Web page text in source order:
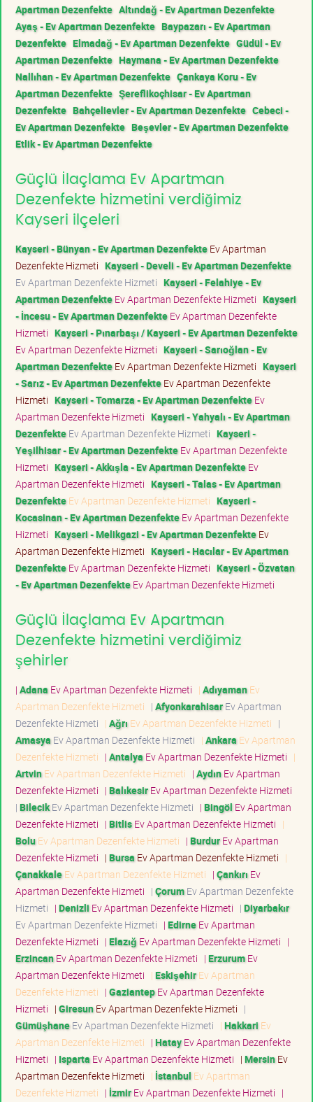
Apartman Dezenfekte Altındağ - Ev Apartman Dezenfekte
Ayaş - Ev Apartman Dezenfekte Baypazarı - Ev Apartman
Dezenfekte Elmadağ - Ev Apartman Dezenfekte Güdül - Ev
Apartman Dezenfekte Haymana - Ev Apartman Dezenfekte
Nallıhan - Ev Apartman Dezenfekte Çankaya Koru - Ev
Apartman Dezenfekte Şereflikoçhisar - Ev Apartman
Dezenfekte Bahçelievler - Ev Apartman Dezenfekte Cebeci -
Ev Apartman Dezenfekte Beşevler - Ev Apartman Dezenfekte
Etlik - Ev Apartman Dezenfekte
Güçlü İlaçlama Ev Apartman
Dezenfekte hizmetini verdiğimiz
Kayseri ilçeleri
Kayseri - Bünyan - Ev Apartman DezenfekteEv Apartman
Dezenfekte Hizmeti Kayseri - Develi - Ev Apartman Dezenfekte
Ev Apartman Dezenfekte Hizmeti Kayseri - Felahiye - Ev
Apartman DezenfekteEv Apartman Dezenfekte Hizmeti Kayseri
- İncesu - Ev Apartman DezenfekteEv Apartman Dezenfekte
Hizmeti Kayseri - Pınarbaşı / Kayseri - Ev Apartman Dezenfekte
Ev Apartman Dezenfekte Hizmeti Kayseri - Sarıoğlan - Ev
Apartman DezenfekteEv Apartman Dezenfekte Hizmeti Kayseri
- Sarız - Ev Apartman DezenfekteEv Apartman Dezenfekte
Hizmeti Kayseri - Tomarza - Ev Apartman DezenfekteEv
Apartman Dezenfekte Hizmeti Kayseri - Yahyalı - Ev Apartman
DezenfekteEv Apartman Dezenfekte Hizmeti Kayseri -
Yeşilhisar - Ev Apartman DezenfekteEv Apartman Dezenfekte
Hizmeti Kayseri - Akkışla - Ev Apartman DezenfekteEv
Apartman Dezenfekte Hizmeti Kayseri - Talas - Ev Apartman
DezenfekteEv Apartman Dezenfekte Hizmeti Kayseri -
Kocasinan - Ev Apartman DezenfekteEv Apartman Dezenfekte
Hizmeti Kayseri - Melikgazi - Ev Apartman DezenfekteEv
Apartman Dezenfekte Hizmeti Kayseri - Hacılar - Ev Apartman
DezenfekteEv Apartman Dezenfekte Hizmeti Kayseri - Özvatan
- Ev Apartman DezenfekteEv Apartman Dezenfekte Hizmeti
Güçlü İlaçlama Ev Apartman
Dezenfekte hizmetini verdiğimiz
şehirler
| Adana Ev Apartman Dezenfekte Hizmeti | AdıyamanEv
Apartman Dezenfekte Hizmeti | AfyonkarahisarEv Apartman
Dezenfekte Hizmeti | Ağrı Ev Apartman Dezenfekte Hizmeti |
Amasya Ev Apartman Dezenfekte Hizmeti | Ankara Ev Apartman
Dezenfekte Hizmeti | Antalya Ev Apartman Dezenfekte Hizmeti |
ArtvinEv Apartman Dezenfekte Hizmeti | AydınEv Apartman
Dezenfekte Hizmeti | BalıkesirEv Apartman Dezenfekte Hizmeti
| BilecikEv Apartman Dezenfekte Hizmeti | Bingöl Ev Apartman
Dezenfekte Hizmeti | BitlisEv Apartman Dezenfekte Hizmeti |
BoluEv Apartman Dezenfekte Hizmeti | BurdurEv Apartman
Dezenfekte Hizmeti | Bursa Ev Apartman Dezenfekte Hizmeti |
ÇanakkaleEv Apartman Dezenfekte Hizmeti | Çankırı Ev
Apartman Dezenfekte Hizmeti | ÇorumEv Apartman Dezenfekte
Hizmeti | Denizli Ev Apartman Dezenfekte Hizmeti | Diyarbakır
Ev Apartman Dezenfekte Hizmeti | EdirneEv Apartman
Dezenfekte Hizmeti | Elazığ Ev Apartman Dezenfekte Hizmeti |
ErzincanEv Apartman Dezenfekte Hizmeti | ErzurumEv
Apartman Dezenfekte Hizmeti | EskişehirEv Apartman
Dezenfekte Hizmeti | GaziantepEv Apartman Dezenfekte
Hizmeti | GiresunEv Apartman Dezenfekte Hizmeti |
GümüşhaneEv Apartman Dezenfekte Hizmeti | Hakkari Ev
Apartman Dezenfekte Hizmeti | HatayEv Apartman Dezenfekte
Hizmeti | Isparta Ev Apartman Dezenfekte Hizmeti | MersinEv
Apartman Dezenfekte Hizmeti | İstanbul Ev Apartman
Dezenfekte Hizmeti | İzmirEv Apartman Dezenfekte Hizmeti |